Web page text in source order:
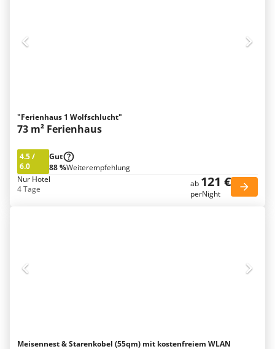
"Ferienhaus 1 Wolfschlucht"
73 m² Ferienhaus
4.5/
6.0
Gut
88 %Weiterempfehlung
Nur Hotel
4 Tage
ab 121 €
perNight
Meisennest & Starenkobel (55qm) mit kostenfreiem WLAN